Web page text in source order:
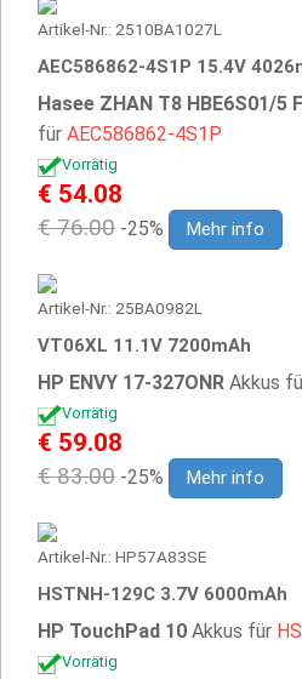
Artikel-Nr.: 2510BA1027L
AEC586862-4S1P 15.4V
Hasee ZHAN T8 HBE6S01/5
für AEC586862-4S1P
Vorrätig
€ 54.08
€ 76.00 -25% Mehr info
Artikel-Nr.: 25BA0982L
VT06XL 11.1V 7200mAh
HP ENVY 17-327ONR Akkus
Vorrätig
€ 59.08
€ 83.00 -25% Mehr info
Artikel-Nr.: HP57A83SE
HSTNH-129C 3.7V 6000mAh
HP TouchPad 10 Akkus für
Vorrätig